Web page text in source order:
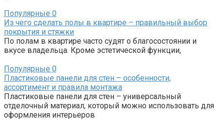
Популярные 0
Из чего сделать полы в квартире – правильный выбор
покрытия и стяжки
По полам в квартире часто судят о благосостоянии и
вкусе владельца. Кроме эстетической функции,
Популярные 0
Пластиковые панели для стен – особенности,
ассортимент и правила монтажа
Пластиковые панели для стен – универсальный
отделочный материал, который можно использовать для
оформления интерьеров